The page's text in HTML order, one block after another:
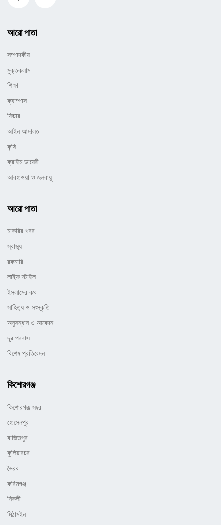
আরো পাতা
সম্পাদকীয়
মুক্তকলাম
শিক্ষা
ক্যাম্পাস
ফিচার
আইন আদালত
কৃষি
ক্রাইম ডায়েরী
আবহাওয়া ও জলবায়ূ
আরো পাতা
চাকরির খবর
স্বাস্থ্য
রকমারি
লাইফ স্টাইল
ইসলামের কথা
সাহিত্য ও সংস্কৃতি
অনুসন্ধান ও আবেদন
দূর পরবাস
বিশেষ প্রতিবেদন
কিশোরগঞ্জ
কিশোরগঞ্জ সদর
হোসেনপুর
বাজিতপুর
কুলিয়ারচর
ভৈরব
করিমগঞ্জ
নিকলী
মিঠামইন